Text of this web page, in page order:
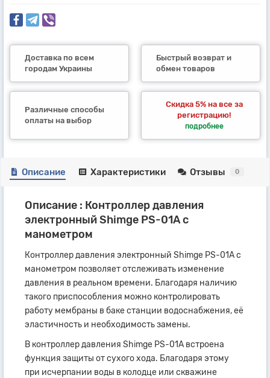
Доставка по всем
городам Украины
Быстрый возврат и
обмен товаров
Различные способы
оплаты на выбор
Скидка 5% на все за
регистрацию!
подробнее
Описание Характеристики Отзывы 0
Описание : Контроллер давления
электронный Shimge PS-01A с
манометром
Контроллер давления электронный Shimge PS-01A с
манометром позволяет отслеживать изменение
давления в реальном времени. Благодаря наличию
такого приспособления можно контролировать
работу мембраны в баке станции водоснабжения, её
эластичность и необходимость замены.
В контроллер давления Shimge PS-01A встроена
функция защиты от сухого хода. Благодаря этому
при исчерпании воды в колодце или скважине